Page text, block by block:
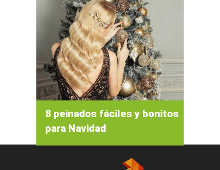
8 peinados fáciles y bonitos
para Navidad